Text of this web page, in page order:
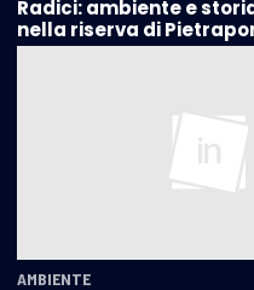
Radici: ambiente e
nella riserva di
AMBIENTE